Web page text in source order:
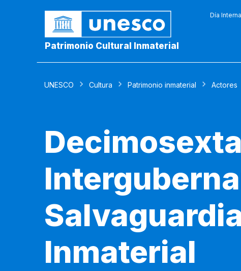
Patrimonio Cultural Inmaterial
Día
UNESCO Cultura Patrimonio inmaterial Actores
Inmaterial